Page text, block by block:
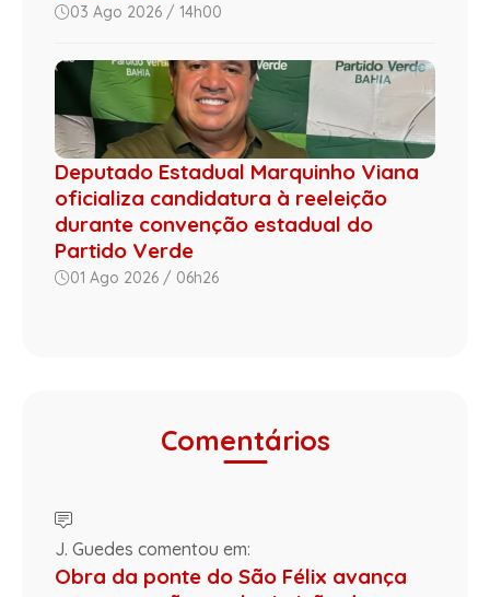
03 Ago 2026 / 14h00
Deputado Estadual Marquinho Viana
oficializa candidatura à reeleição
durante convenção estadual do
Partido Verde
01 Ago 2026 / 06h26
Comentários
J. Guedes comentou em:
Obra da ponte do São Félix avança